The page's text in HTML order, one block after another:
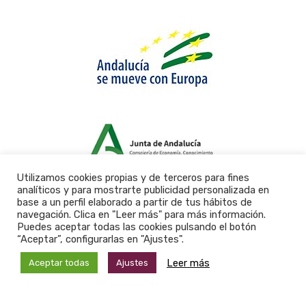
Utilizamos cookies propias y de terceros para fines
analíticos y para mostrarte publicidad personalizada en
base a un perfil elaborado a partir de tus hábitos de
navegación. Clica en "Leer más" para más información.
Puedes aceptar todas las cookies pulsando el botón
“Aceptar”, configurarlas en "Ajustes".
Aceptar todas Ajustes Leer más